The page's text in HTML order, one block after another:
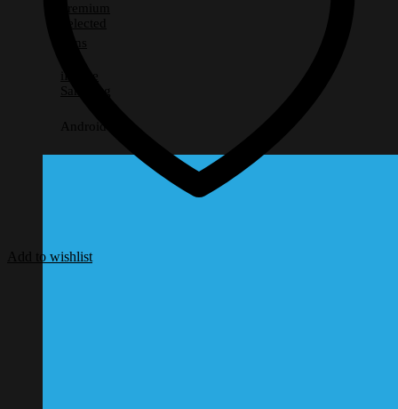
Premium
Selected
Lens
iPhone
Samsung
Android อื่นๆ
Add to wishlist